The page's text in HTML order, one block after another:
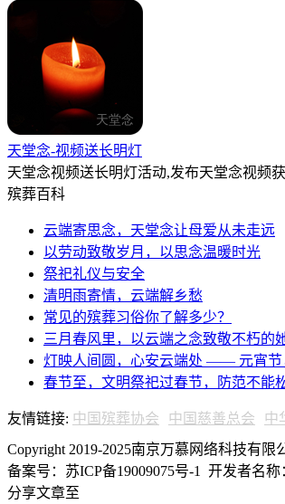
天堂念-视频送长明灯
天堂念视频送长明灯活动,发布天堂念视频
殡葬百科
云端寄思念，天堂念让母爱从未走远
以劳动致敬岁月，以思念温暖时光
祭祀礼仪与安全
清明雨寄情，云端解乡愁
常见的殡葬习俗你了解多少？
三月春风里，以云端之念致敬不朽的
灯映人间圆，心安云端处 —— 元宵节
春节至，文明祭祀过春节，防范不能
友情链接: 中国殡葬协会 中国慈善总会 中
Copyright 2019-2025南京万慕网络科技有限
备案号：苏ICP备19009075号-1
开发者名
分享文章至